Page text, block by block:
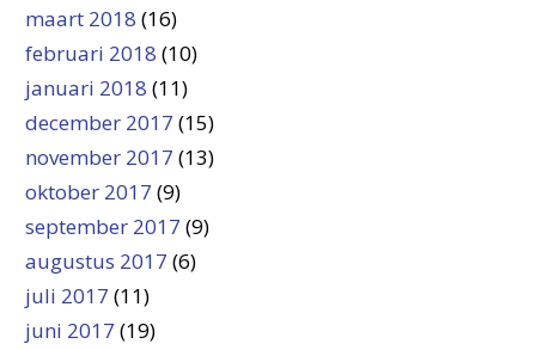
maart 2018 (16)
februari 2018 (10)
januari 2018 (11)
december 2017 (15)
november 2017 (13)
oktober 2017 (9)
september 2017 (9)
augustus 2017 (6)
juli 2017 (11)
juni 2017 (19)